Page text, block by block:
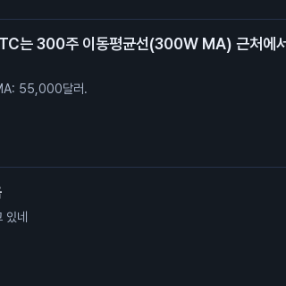
는 300주 이동평균선(300W MA) 근처에
55,000달러.
있네